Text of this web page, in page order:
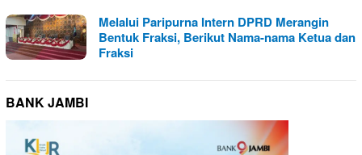
Melalui Paripurna Intern DPRD Merangin
Bentuk Fraksi, Berikut Nama-nama Ketua dan
Fraksi
BANK JAMBI